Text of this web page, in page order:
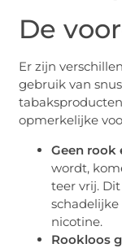
De
Er zijn
gebruik van
opmerkelijke
Geen rook
wordt,
teer vrij.
nicotine.
Rookloos